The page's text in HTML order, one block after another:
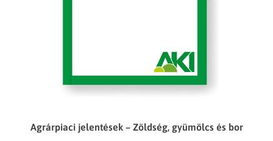
Agrárpiaci jelentések – Zöldség, gyümölcs és bor